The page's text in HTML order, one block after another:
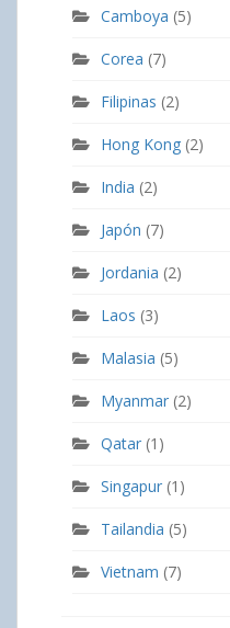
Camboya (5)
Corea (7)
Filipinas (2)
Hong Kong (2)
India (2)
Japón (7)
Jordania (2)
Laos (3)
Malasia (5)
Myanmar (2)
Qatar (1)
Singapur (1)
Tailandia (5)
Vietnam (7)